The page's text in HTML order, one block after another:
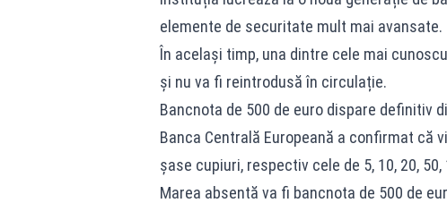
elemente de securitate mult mai avansate.
În același timp, una dintre cele mai
și nu va fi reintrodusă în circulație.
Bancnota de 500 de euro dispare definitiv
Banca Centrală Europeană a confirmat că
șase cupiuri, respectiv cele de 5, 10, 20,
Marea absentă va fi bancnota de 500 de